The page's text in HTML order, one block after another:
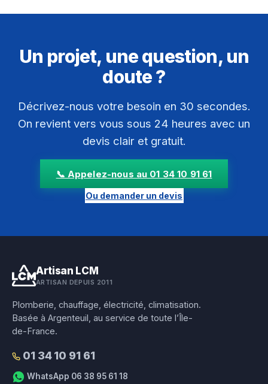
Un projet, une question, un
doute ?
Décrivez-nous votre besoin en 30 secondes.
On revient vers vous sous 24 heures avec un
devis clair et gratuit.
📞 Appelez-nous au 01 34 10 91 61
Ou demander un devis
Artisan LCM
ARTISAN DEPUIS 2011
Plomberie, chauffage, électricité, climatisation.
Basée à Argenteuil, au service de toute l’Île-
de-France.
01 34 10 91 61
WhatsApp 06 38 95 61 18